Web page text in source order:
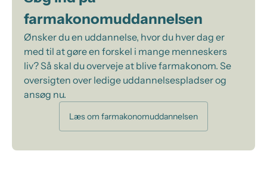
farmakonomuddannelsen
Ønsker du en uddannelse, hvor du hver dag er
med til at gøre en forskel i mange menneskers
liv? Så skal du overveje at blive farmakonom. Se
oversigten over ledige uddannelsespladser og
ansøg nu.
Læs om farmakonomuddannelsen